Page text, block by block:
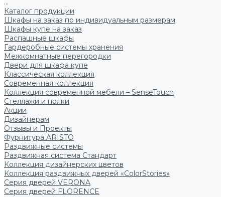
...
Каталог продукции
Шкафы на заказ по индивидуальным размерам
Шкафы купе на заказ
Распашные шкафы
Гардеробные системы хранения
Межкомнатные перегородки
Двери для шкафа купе
Классическая коллекция
Современная коллекция
Коллекция современной мебели – SenseTouch
Стеллажи и полки
Акции
Дизайнерам
Отзывы и Проекты
Фурнитура ARISTO
Раздвижные системы
Раздвижная система Стандарт
Коллекция дизайнерских цветов
Коллекция раздвижных дверей «ColorStories»
Серия дверей VERONA
Серия дверей FLORENCE